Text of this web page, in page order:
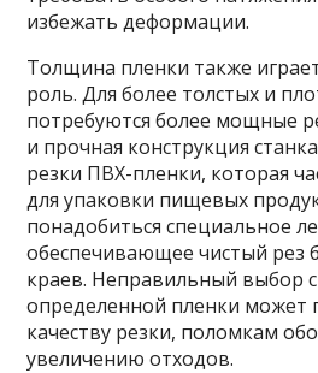
избежать деформации.
Толщина пленки также
роль. Для более толстых и
потребуются более мощные
и прочная конструкция
резки ПВХ-пленки, которая
для упаковки пищевых
понадобиться специальное
обеспечивающее чистый рез
краев. Неправильный выбор
определенной пленки может
качеству резки, поломкам
увеличению отходов.